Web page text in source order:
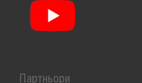
Партньори